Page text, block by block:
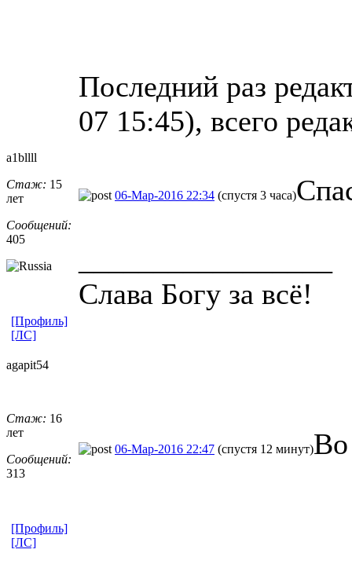
Последний раз
07 15:45), всего
a1bllll
Стаж: 15
лет
Сообщений:
405
06-Мар-2016 22:34 (спустя 3 часа)
Слава Богу за всё!
[Профиль]
[ЛС]
agapit54
Стаж: 16
лет
Сообщений:
313
06-Мар-2016 22:47 (спустя 12 минут)
[Профиль]
[ЛС]